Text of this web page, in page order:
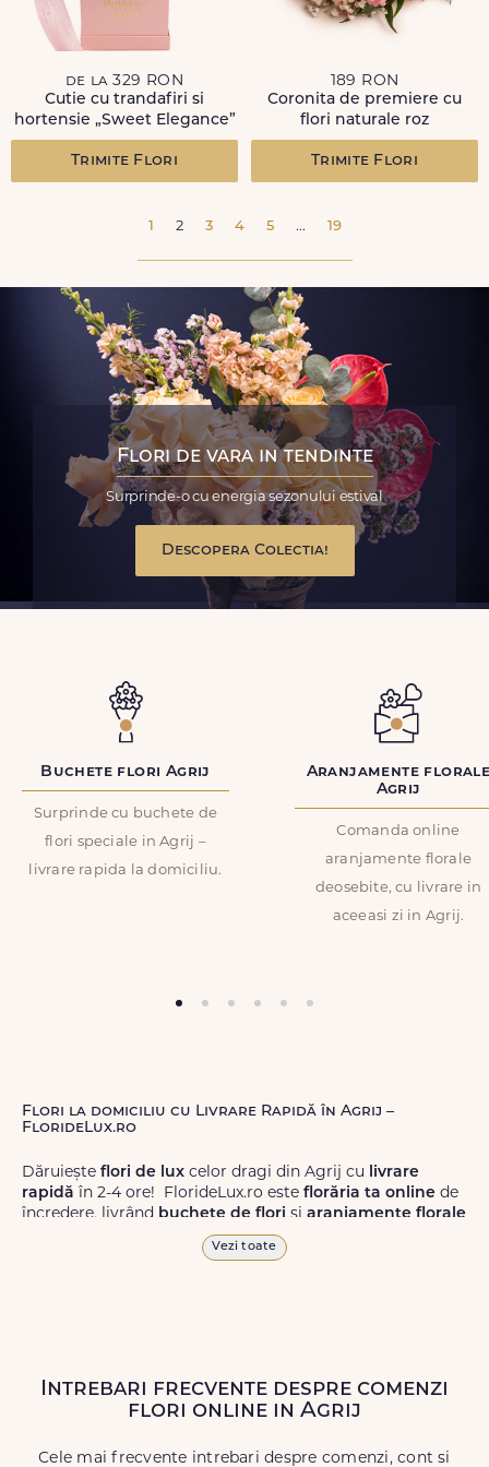
de la 329 RON
Cutie cu trandafiri si
hortensie „Sweet Elegance”
Trimite Flori
189 RON
Coronita de premiere cu
flori naturale roz
Trimite Flori
1 2 3 4 5 ... 19
Flori de vara in tendinte
Surprinde-o cu energia sezonului estival
Descopera Colectia!
Buchete flori Agrij
Surprinde cu buchete de
flori speciale in Agrij –
livrare rapida la domiciliu.
Aranjamente
Agrij
Comanda online
aranjamente florale
deosebite, cu livrare in
aceeasi zi in Agrij.
Flori la domiciliu cu Livrare Rapidă în Agrij –
FlorideLux.ro
Dăruiește flori de lux celor dragi din Agrij cu livrare
rapidă în 2-4 ore! FlorideLux.ro este florăria ta online de
încredere, livrând buchete de flori și aranjamente florale
de calitate superioară în Agrij și în toată România.
Livrăm buchete de florichiar și în weekend, pentru ca tu
să poți adresa un gest frumos atunci când ai nevoie.
Vezi toate
Intrebari frecvente despre comenzi
flori online in Agrij
Cele mai frecvente intrebari despre comenzi, cont si